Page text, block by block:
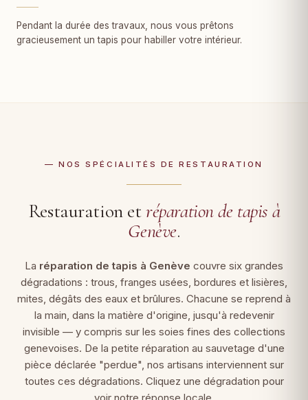
Pendant la durée des travaux, nous vous prêtons
gracieusement un tapis pour habiller votre intérieur.
— NOS SPÉCIALITÉS DE RESTAURATION
Restauration etréparation de tapis à
Genève.
La réparation de tapis à Genève couvre six grandes
dégradations : trous, franges usées, bordures et lisières,
mites, dégâts des eaux et brûlures. Chacune se reprend à
la main, dans la matière d'origine, jusqu'à redevenir
invisible — y compris sur les soies fines des collections
genevoises. De la petite réparation au sauvetage d'une
pièce déclarée "perdue", nos artisans interviennent sur
toutes ces dégradations. Cliquez une dégradation pour